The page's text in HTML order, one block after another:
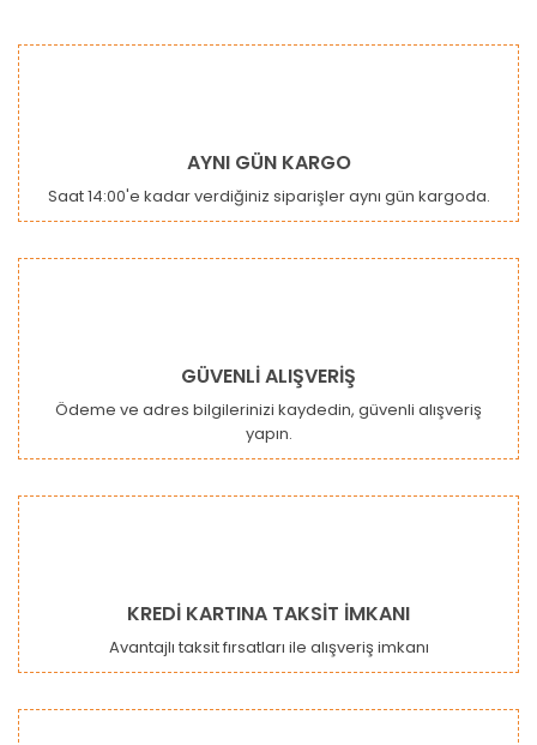
Bu ürüne ilk yorumu siz yapın!
Ürün açıklamasında eksik bilgiler bulunuyor.
Ürün bilgilerinde hatalar bulunuyor.
Gönder
AYNI GÜN KARGO
Saat 14:00'e kadar verdiğiniz siparişler aynı gün kargoda.
GÜVENLİ ALIŞVERİŞ
Ödeme ve adres bilgilerinizi kaydedin, güvenli alışveriş
yapın.
KREDİ KARTINA TAKSİT İMKANI
Avantajlı taksit fırsatları ile alışveriş imkanı